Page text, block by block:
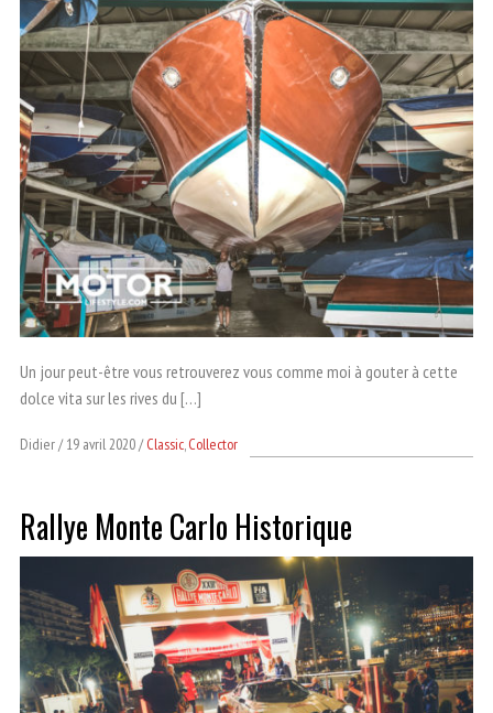
Un jour peut-être vous retrouverez vous comme moi à gouter à cette
dolce vita sur les rives du […]
Didier 19 avril 2020 Classic,Collector
Rallye Monte Carlo Historique